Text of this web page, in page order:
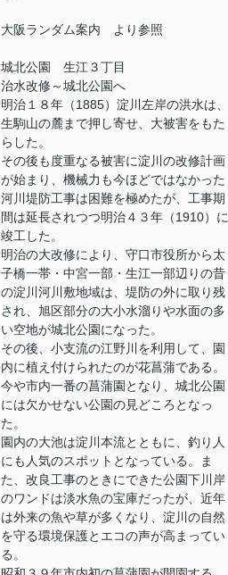
大阪ランダム案内 より参照
城北公園 生江３丁目
治水改修～城北公園へ
明治１８年（1885）淀川左岸の洪水は、
生駒山の麓まで押し寄せ、大被害をもた
らした。
その後も度重なる被害に淀川の改修計画
が始まり、機械力も今ほどではなかった
河川堤防工事は困難を極めたが、工事期
間は延長されつつ明治４３年（1910）に
竣工した。
明治の大改修により、守口市役所から太
子橋一帯・中宮一部・生江一部辺りの昔
の淀川河川敷地域は、堤防の外に取り残
され、旭区部分の大小水溜りや水面の多
い空地が城北公園になった。
その後、小支流の江野川を利用して、園
内に植え付けられたのが花菖蒲である。
今や市内一番の菖蒲園となり、城北公園
には欠かせない公園の見どころとなっ
た。
園内の大池は淀川本流とともに、釣り人
にも人気のスポットとなっている。ま
た、改良工事のときにできた公園下川岸
のワンドは淡水魚の宝庫だったが、近年
は外来の魚や草が多くなり、淀川の自然
を守る環境保護とエコの声が高まってい
る。